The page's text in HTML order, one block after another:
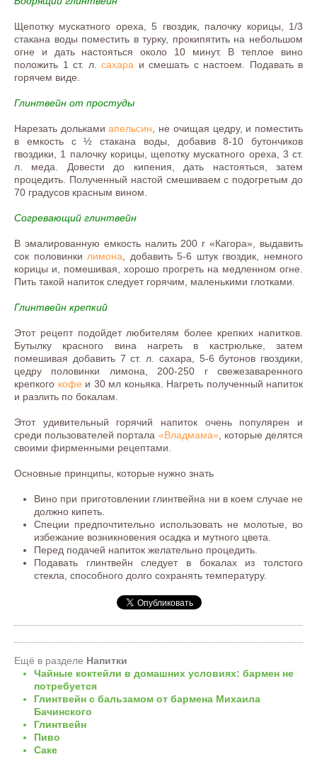
Щепотку мускатного ореха, 5 гвоздик, палочку корицы, 1/3
стакана воды поместить в турку, прокипятить на небольшом
огне и дать настояться около 10 минут. В теплое вино
положить 1 ст. л. сахара и смешать с настоем. Подавать в
горячем виде.
Глинтвейн от простуды
Нарезать долькамиапельсин, не очищая цедру, и поместить
в емкость с ½ стакана воды, добавив 8-10 бутончиков
гвоздики, 1 палочку корицы, щепотку мускатного ореха, 3 ст.
л. меда. Довести до кипения, дать настояться, затем
процедить. Полученный настой смешиваем с подогретым до
70 градусов красным вином.
Согревающий глинтвейн
В эмалированную емкость налить 200 г «Кагора», выдавить
сок половинкилимона, добавить 5-6 штук гвоздик, немного
корицы и, помешивая, хорошо прогреть на медленном огне.
Пить такой напиток следует горячим, маленькими глотками.
Глинтвейн крепкий
Этот рецепт подойдет любителям более крепких напитков.
Бутылку красного вина нагреть в кастрюльке, затем
помешивая добавить 7 ст. л. сахара, 5-6 бутонов гвоздики,
цедру половинки лимона, 200-250 г свежезаваренного
крепкого кофеи 30 мл коньяка. Нагреть полученный напиток
и разлить по бокалам.
Этот удивительный горячий напиток очень популярен и
среди пользователей портала «Владмама», которые делятся
своими фирменными рецептами.
Основные принципы, которые нужно знать
Вино при приготовлении глинтвейна ни в коем случае не
должно кипеть.
Специи предпочтительно использовать не молотые, во
избежание возникновения осадка и мутного цвета.
Перед подачей напиток желательно процедить.
Подавать глинтвейн следует в бокалах из толстого
стекла, способного долго сохранять температуру.
Ещё в разделе Напитки
Чайные коктейли в домашних условиях: бармен не
потребуется
Глинтвейн с бальзамом от бармена Михаила
Бачинского
Глинтвейн
Пиво
Саке